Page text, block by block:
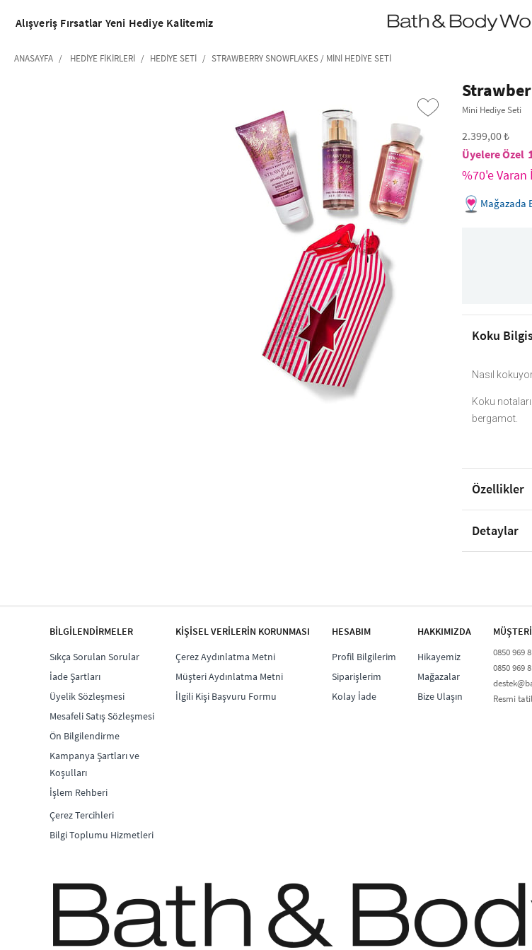
•2200₺ ve Üzeri Kargo Ücretsiz!•
Alışveriş Fırsatlar Yeni Hediye Kalitemiz
ANASAYFA HEDIYE FIKIRLERI HEDIYE SETI STRAWBERRY SNOWFLAKES / MINI HEDIYE SETI
Mini Hediye Seti
2.399,00 ₺
%70'e Varan
Mağazada
Koku
Nasıl
Koku
bergamot.
Özellikler
Detaylar
BİLGİLENDİRMELER
Sıkça Sorulan Sorular
İade Şartları
Üyelik Sözleşmesi
Mesafeli Satış Sözleşmesi
Ön Bilgilendirme
Kampanya Şartları ve
Koşulları
İşlem Rehberi
Çerez Tercihleri
Bilgi Toplumu Hizmetleri
KİŞİSEL VERİLERİN KORUNMASI
Çerez Aydınlatma Metni
Müşteri Aydınlatma Metni
İlgili Kişi Başvuru Formu
HESABIM
Profil Bilgilerim
Siparişlerim
Kolay İade
HAKKIMIZDA
Hikayemiz
Mağazalar
Bize Ulaşın
0850 969
0850 969
Resmi